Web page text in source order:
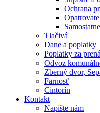
Ochrana
Tlačivá
Dane a poplatky
Poplatky za
Odvoz
Zberný dvor,
Farnosť
Cintorín
Kontakt
Napíšte nám